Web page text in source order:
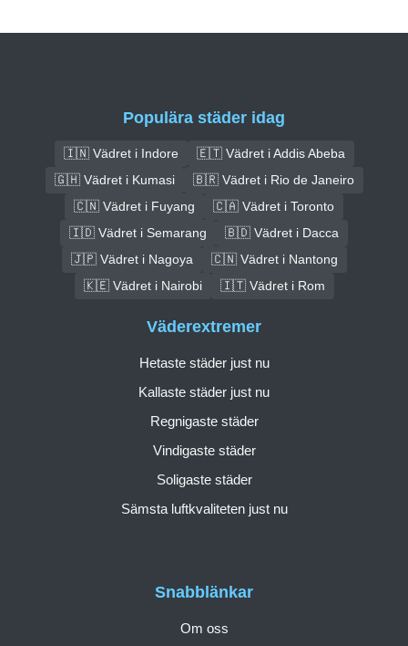
Populära städer idag
🇮🇳 Vädret i Indore
🇪🇹 Vädret i Addis Abeba
🇬🇭 Vädret i Kumasi
🇧🇷 Vädret i Rio de Janeiro
🇨🇳 Vädret i Fuyang
🇨🇦 Vädret i Toronto
🇮🇩 Vädret i Semarang
🇧🇩 Vädret i Dacca
🇯🇵 Vädret i Nagoya
🇨🇳 Vädret i Nantong
🇰🇪 Vädret i Nairobi
🇮🇹 Vädret i Rom
Snabblänkar
Om oss
Väderextremer
Hetaste städer just nu
Kallaste städer just nu
Regnigaste städer
Vindigaste städer
Soligaste städer
Sämsta luftkvaliteten just nu